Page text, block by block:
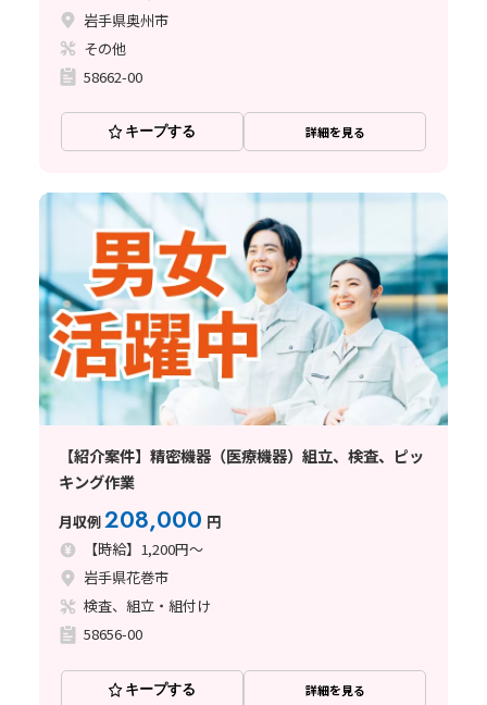
岩手県奥州市
その他
58662-00
キープする 詳細を見る
【紹介案件】精密機器（医療機器）組立、検査、ピッ
キング作業
月収例208,000 円
【時給】1,200円～
岩手県花巻市
検査、組立・組付け
58656-00
キープする 詳細を見る